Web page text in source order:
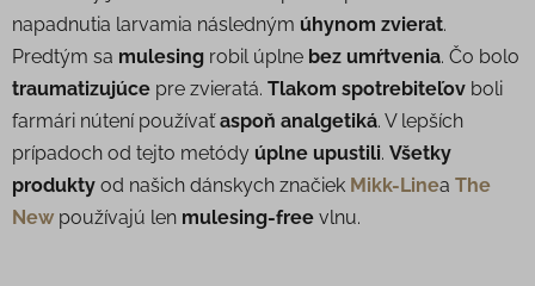
napadnutia larvamia následným úhynom zvierat.
Predtým sa mulesing robil úplne bez umŕtvenia. Čo bolo
traumatizujúce pre zvieratá. Tlakom spotrebiteľov boli
farmári nútení používaťaspoň analgetiká. V lepších
prípadoch od tejto metódy úplne upustili. Všetky
produkty od našich dánskych značiek Mikk-Linea The
New používajú len mulesing-free vlnu.